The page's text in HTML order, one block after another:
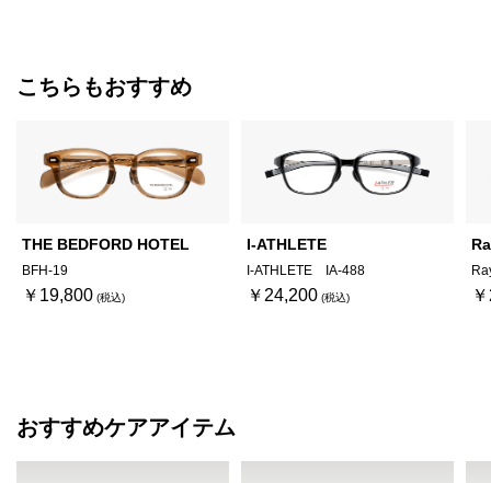
こちらもおすすめ
THE BEDFORD HOTEL
BFH-19
￥19,800
I-ATHLETE
I-ATHLETE IA-488
￥24,200
おすすめケアアイテム